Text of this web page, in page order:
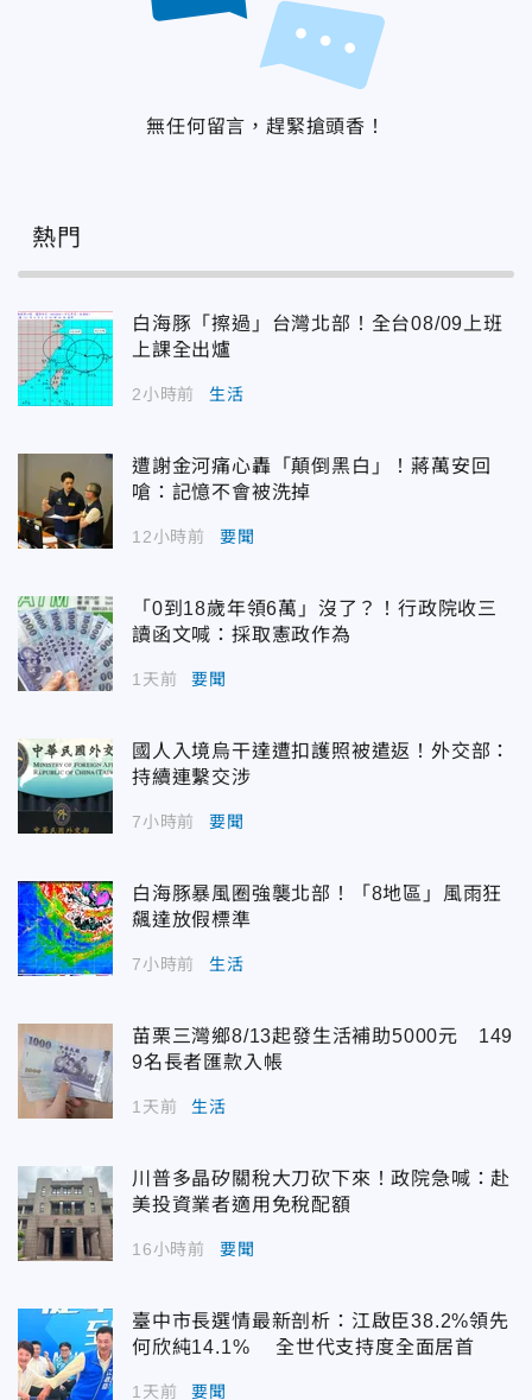
無任何留言，趕緊搶頭香！
熱門
白海豚「擦過」台灣北部！全台08/09上班
上課全出爐
2小時前 生活
遭謝金河痛心轟「顛倒黑白」！蔣萬安回
嗆：記憶不會被洗掉
12小時前 要聞
「0到18歲年領6萬」沒了？！行政院收三
讀函文喊：採取憲政作為
1天前 要聞
國人入境烏干達遭扣護照被遣返！外交部：
持續連繫交涉
7小時前 要聞
白海豚暴風圈強襲北部！「8地區」風雨狂
飆達放假標準
7小時前 生活
苗栗三灣鄉8/13起發生活補助5000元 149
9名長者匯款入帳
1天前 生活
川普多晶矽關稅大刀砍下來！政院急喊：赴
美投資業者適用免稅配額
16小時前 要聞
臺中市長選情最新剖析：江啟臣38.2%領先
何欣純14.1% 全世代支持度全面居首
1天前 要聞